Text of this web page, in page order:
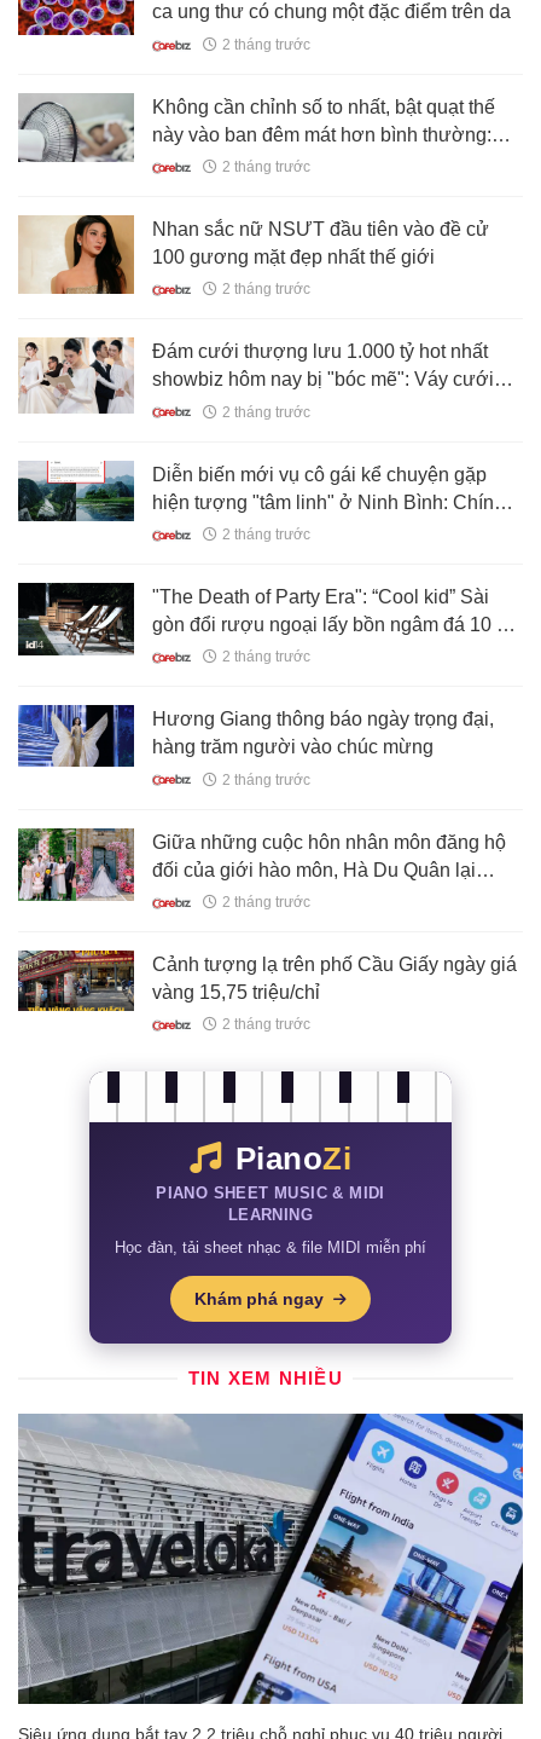
ca ung thư có chung một đặc điểm trên da
2 tháng trước
Không cần chỉnh số to nhất, bật quạt thế
này vào ban đêm mát hơn bình thường:
EVN hướng dẫn
2 tháng trước
Nhan sắc nữ NSƯT đầu tiên vào đề cử
100 gương mặt đẹp nhất thế giới
2 tháng trước
Đám cưới thượng lưu 1.000 tỷ hot nhất
showbiz hôm nay bị "bóc mẽ": Váy cưới
thủ công nghi là đồ đi xin, sảnh tiệc thuê
2 tháng trước
Diễn biến mới vụ cô gái kể chuyện gặp
hiện tượng "tâm linh" ở Ninh Bình: Chính
chủ thông báo “ẩn post”
2 tháng trước
"The Death of Party Era": “Cool kid” Sài
gòn đổi rượu ngoại lấy bồn ngâm đá 10 độ
c?
2 tháng trước
Hương Giang thông báo ngày trọng đại,
hàng trăm người vào chúc mừng
2 tháng trước
Giữa những cuộc hôn nhân môn đăng hộ
đối của giới hào môn, Hà Du Quân lại
chọn một ngoại lệ mang tên Hề Mộng Dao
2 tháng trước
Cảnh tượng lạ trên phố Cầu Giấy ngày giá
vàng 15,75 triệu/chỉ
2 tháng trước
PianoZi
PIANO SHEET MUSIC & MIDI
LEARNING
Học đàn, tải sheet nhạc & file MIDI miễn phí
Khám phá ngay
TIN XEM NHIỀU
Siêu ứng dụng bắt tay 2,2 triệu chỗ nghỉ phục vụ 40 triệu người